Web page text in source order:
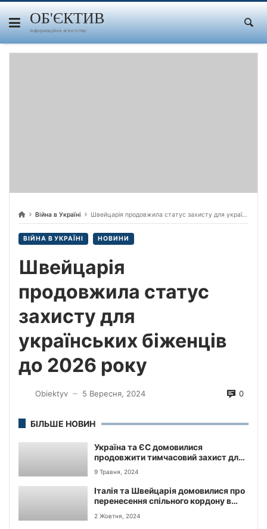
Skip
content ОБ'ЄКТИВ
Інформаційне агентство
Війна в Україні Швейцарія продовжила статус захисту для українських біженців до 2026 року
ВІЙНА В УКРАЇНІ НОВИНИ
Швейцарія
продовжила статус
захисту для
українських біженців
до 2026 року
Obiektyv — 5 Вересня, 2024 0
БІЛЬШЕ НОВИН
Україна та ЄС домовилися
продовжити тимчасовий захист для
українців.
9 Травня, 2024
Італія та Швейцарія домовилися про
перенесення спільного кордону в
Альпах
2 Жовтня, 2024